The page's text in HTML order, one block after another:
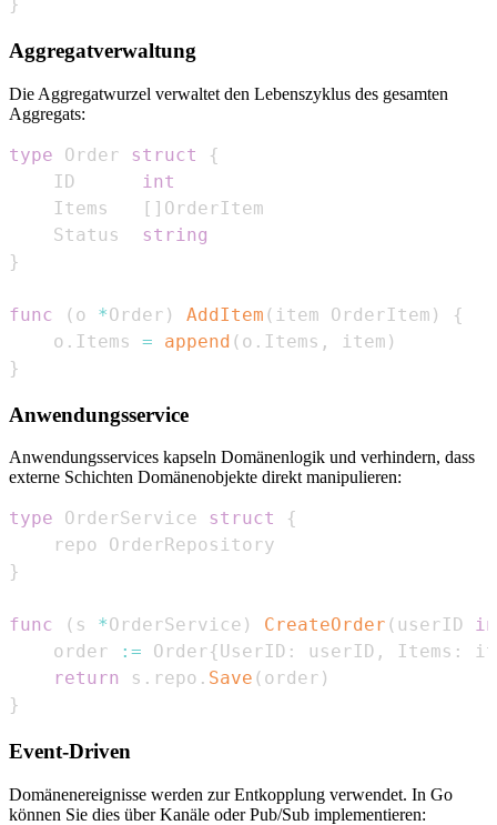
}
Aggregatverwaltung
Die Aggregatwurzel verwaltet den Lebenszyklus des gesamten
Aggregats:
type Order struct
{
    ID
int
    Items
[ ]
    Status
string
}
func ( o *Order ) AddItem ( item OrderItem )
{
    o
. Items = append ( o . Items , item )
}
Anwendungsservice
Anwendungsservices kapseln Domänenlogik und verhindern, dass
externe Schichten Domänenobjekte direkt manipulieren:
type OrderService struct
{
}
func ( s *OrderService ) CreateOrder ( userID
    order
:= Order{UserID : userID , Items :
return
s . repo . Save ( order )
}
Event-Driven
Domänenereignisse werden zur Entkopplung verwendet. In Go
können Sie dies über Kanäle oder Pub/Sub implementieren: